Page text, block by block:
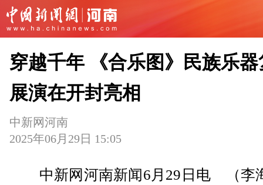
穿越千年 《合乐图》民族乐
展演在开封亮相
中新网河南
2025年06月29日 15:05
中新网河南新闻6月29日电 （李